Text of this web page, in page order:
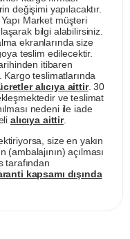
değişimi yapılacaktır.
Market müşteri
bilgi alabilirsiniz.
ekranlarında size
teslim edilecektir.
itibaren
teslimatlarında
alıcıya aittir. 30
ve teslimat
nedeni ile iade
alıcıya aittir.
size en yakın
açılması
tarafından
kapsamı dışında